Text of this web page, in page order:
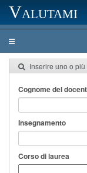
Valutami
Inserire uno o
Cognome del
Insegnamento
Corso di laurea